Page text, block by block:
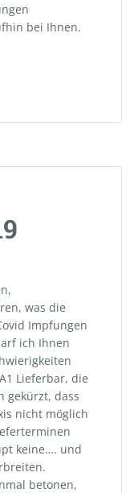
bei Ihnen.
was die
Impfungen
ich Ihnen
Lieferbar, die
gekürzt, dass
nicht möglich
keine…. und
betonen,